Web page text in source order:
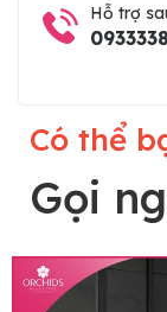
Hỗ trợ
Có thể
Gọi